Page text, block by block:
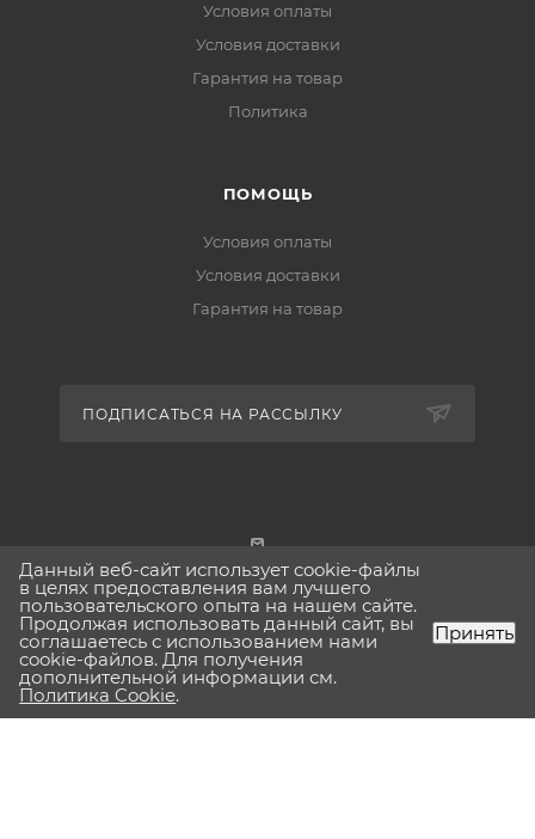
Условия оплаты
Условия доставки
Гарантия на товар
Политика
ПОМОЩЬ
Условия оплаты
Условия доставки
Гарантия на товар
ПОДПИСАТЬСЯ НА РАССЫЛКУ
г. Москва
2026 © Lavinia-boho.ru Вся представленная на сайте
информация, касающаяся технических характеристик,
Данный веб-сайт использует cookie-файлы
в целях предоставления вам лучшего
пользовательского опыта на нашем сайте.
Продолжая использовать данный сайт, вы
соглашаетесь с использованием нами
cookie-файлов. Для получения
дополнительной информации см.
Политика Cookie.
Принять